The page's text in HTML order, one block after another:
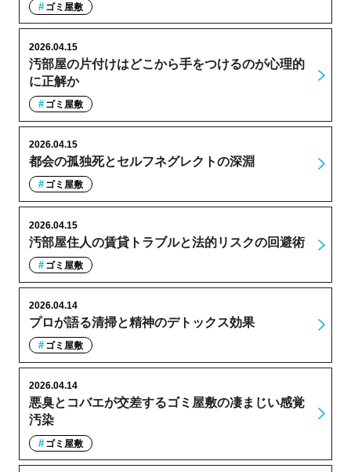
ゴミ屋敷
汚部屋の片付けはどこから手をつけるのが心理的
に正解か
2026.04.15
ゴミ屋敷
都会の孤独死とセルフネグレクトの深淵
2026.04.15
ゴミ屋敷
汚部屋住人の賃貸トラブルと法的リスクの回避術
2026.04.15
ゴミ屋敷
プロが語る清掃と精神のデトックス効果
2026.04.14
ゴミ屋敷
悪臭とコバエが交差するゴミ屋敷の凄まじい感覚
汚染
2026.04.14
ゴミ屋敷